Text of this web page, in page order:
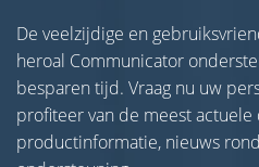
De veelzijdige en
heroal Communicator
besparen tijd. Vraag nu uw
profiteer van de meest
productinformatie, nieuws